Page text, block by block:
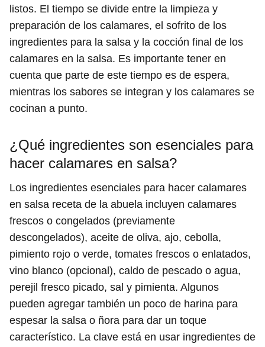
listos. El tiempo se divide entre la limpieza y
preparación de los calamares, el sofrito de los
ingredientes para la salsa y la cocción final de los
calamares en la salsa. Es importante tener en
cuenta que parte de este tiempo es de espera,
mientras los sabores se integran y los calamares se
cocinan a punto.
¿Qué ingredientes son esenciales para
hacer calamares en salsa?
Los ingredientes esenciales para hacer calamares
en salsa receta de la abuela incluyen calamares
frescos o congelados (previamente
descongelados), aceite de oliva, ajo, cebolla,
pimiento rojo o verde, tomates frescos o enlatados,
vino blanco (opcional), caldo de pescado o agua,
perejil fresco picado, sal y pimienta. Algunos
pueden agregar también un poco de harina para
espesar la salsa o ñora para dar un toque
característico. La clave está en usar ingredientes de